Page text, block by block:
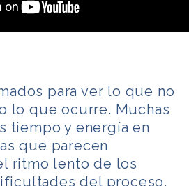
para ver lo que no
lo que ocurre. Muchas
tiempo y energía en
que parecen
ritmo lento de los
del proceso,